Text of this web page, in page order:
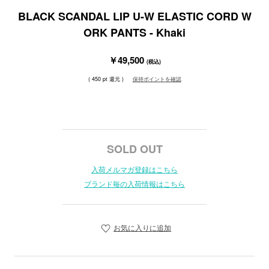
BLACK SCANDAL LIP U-W ELASTIC CORD W
ORK PANTS - Khaki
￥49,500 (税込)
( 450 pt 還元 ) 保持ポイントを確認
SOLD OUT
入荷メルマガ登録はこちら
ブランド毎の入荷情報はこちら
お気に入りに追加